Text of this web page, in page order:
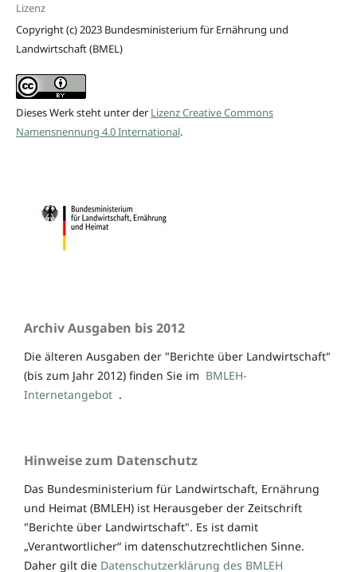
Lizenz
Copyright (c) 2023 Bundesministerium für Ernährung und
Landwirtschaft (BMEL)
Dieses Werk steht unter derLizenz Creative Commons
Namensnennung 4.0 International.
Archiv Ausgaben bis 2012
Die älteren Ausgaben der "Berichte über Landwirtschaft"
(bis zum Jahr 2012) finden Sie im BMLEH-
Internetangebot .
Hinweise zum Datenschutz
Das Bundesministerium für Landwirtschaft, Ernährung
und Heimat (BMLEH) ist Herausgeber der Zeitschrift
"Berichte über Landwirtschaft". Es ist damit
„Verantwortlicher“ im datenschutzrechtlichen Sinne.
Daher gilt die Datenschutzerklärung des BMLEH